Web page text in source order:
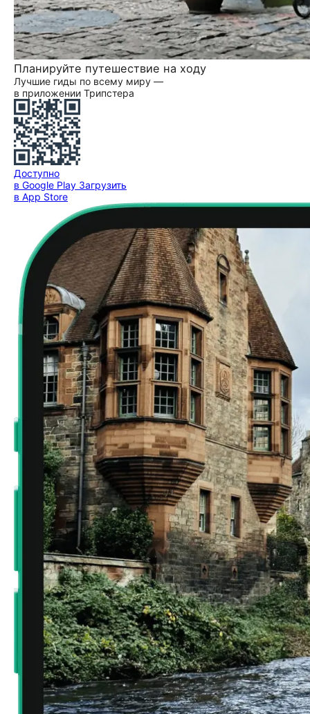
Планируйте путешествие на ходу
Лучшие гиды по всему миру —
в приложении Трипстера
Доступно
в Google Play Загрузить
в App Store